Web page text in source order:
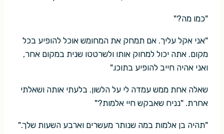
"כמו מה?"
"אני אקל עליך. אם תמחק את המחומש אוכל להופיע בכל
מקום. אתה יכול למחוק אותו ולשרטטו שנית במקום אחר,
ואני אהיה חייב להופיע בתוכו."
שאלה אחת ממש עמדה לי על הלשון. בלעתי אותה ושאלתי
אחרת. "נניח שאבקש חיי אלמות?"
"תהיה בן אלמות במה שנותר מעשרים וארבע השעות שלך."